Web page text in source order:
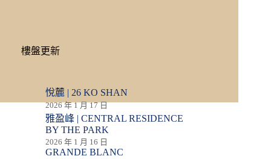
樓盤更新
悅麓 | 26 KO SHAN
2026 年 1 月 17 日
雅盈峰 | CENTRAL RESIDENCE
BY THE PARK
2026 年 1 月 16 日
GRANDE BLANC